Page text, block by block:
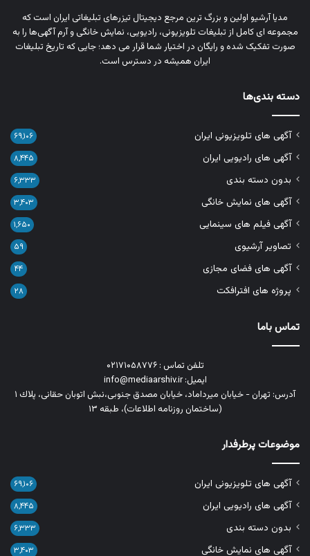
مدیا آرشیو اولین و بزرگ‌ ترین مرجع دیجیتال تیزرهای تبلیغاتی ایران است که
مجموعه‌ ای کامل از تبلیغات تلویزیونی، رادیویی، نمایش خانگی و آرم‌ آگهی‌ها را به‌
صورت تفکیک‌ شده و رایگان در اختیار شما قرار می‌ دهد؛ جایی که تاریخ تبلیغات
ایران همیشه در دسترس است.
دسته بندی‌ها
آگهی های تلویزیونی ایران ۶۹,۱۰۶
آگهی های رادیویی ایران ۸,۴۴۵
بدون دسته بندی ۶,۳۳۳
آگهی های نمایش خانگی ۳,۴۰۳
آگهی فیلم های سینمایی ۱,۶۵۰
تصاویر آرشیوی ۵۹
آگهی های فضای مجازی ۴۴
پروژه های افترافکت ۲۸
تماس باما
تلفن تماس : ۰۲۱۷۱۰۵۸۷۷۶
ایمیل: info@mediaarshiv.ir
آدرس: تهران - خیابان میرداماد، خیابان مصدق جنوبی،نبش اتوبان حقانی، پلاك ١
(ساختمان روزنامه اطلاعات)، طبقه ۱۳
موضوعات پرطرفدار
آگهی های تلویزیونی ایران ۶۹,۱۰۶
آگهی های رادیویی ایران ۸,۴۴۵
بدون دسته بندی ۶,۳۳۳
آگهی های نمایش خانگی ۳,۴۰۳